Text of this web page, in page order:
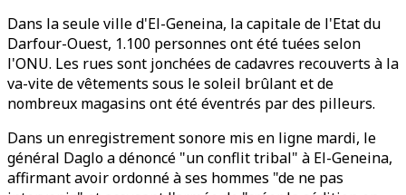
Dans la seule ville d'El-Geneina, la capitale de l'Etat du
Darfour-Ouest, 1.100 personnes ont été tuées selon
l'ONU. Les rues sont jonchées de cadavres recouverts à la
va-vite de vêtements sous le soleil brûlant et de
nombreux magasins ont été éventrés par des pilleurs.
Dans un enregistrement sonore mis en ligne mardi, le
général Daglo a dénoncé "un conflit tribal" à El-Geneina,
affirmant avoir ordonné à ses hommes "de ne pas